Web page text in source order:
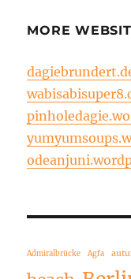
MORE
Admiralbrücke Agfa